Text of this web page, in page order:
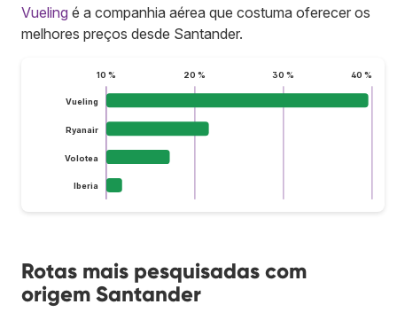
Vueling é a companhia aérea que costuma oferecer os
melhores preços desde Santander.
10 % 20 % 30 % 40 %
Vueling
Ryanair
Volotea
Iberia
Rotas mais pesquisadas com
origem Santander